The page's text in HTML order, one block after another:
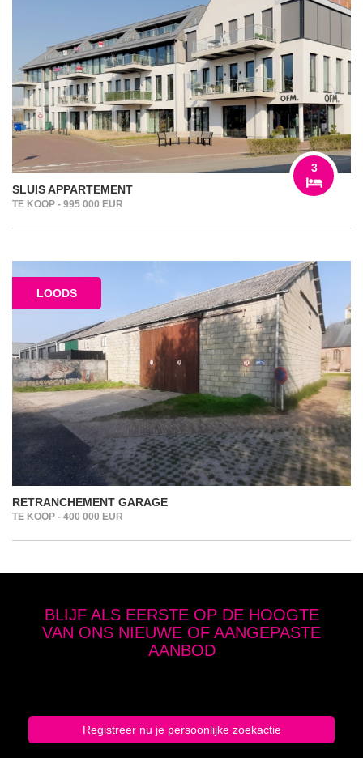
SLUIS APPARTEMENT
TE KOOP - 995 000 EUR
3
LOODS
RETRANCHEMENT GARAGE
TE KOOP - 400 000 EUR
BLIJF ALS EERSTE OP DE HOOGTE
VAN ONS NIEUWE OF AANGEPASTE
AANBOD
Registreer nu je persoonlijke zoekactie